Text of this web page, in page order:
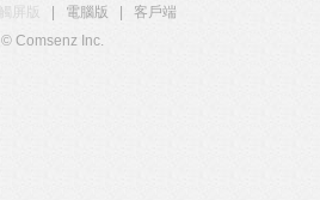
觸屏版 電腦版
客戶端
© Comsenz Inc.